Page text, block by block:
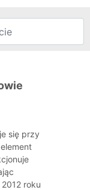
się przy
roku